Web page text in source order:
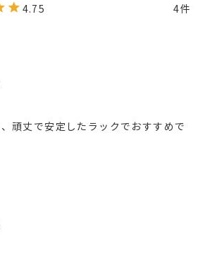
4.75 4
頑丈で安定したラックでおすすめで